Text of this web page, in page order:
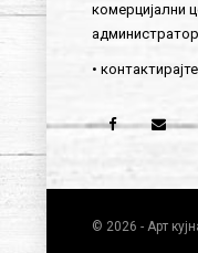
комерцијални
•
© 2026 - Арт